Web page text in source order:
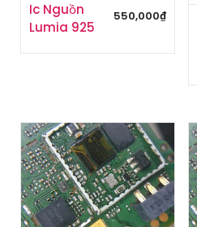
Ic Nguồn
Lumia 925
550,000₫